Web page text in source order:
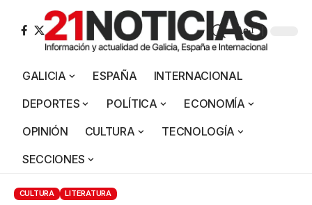
Aa
GALICIA ESPAÑA
INTERNACIONAL
DEPORTES
POLÍTICA
ECONOMÍA
OPINIÓN
CULTURA
TECNOLOGÍA
SECCIONES
CULTURA LITERATURA